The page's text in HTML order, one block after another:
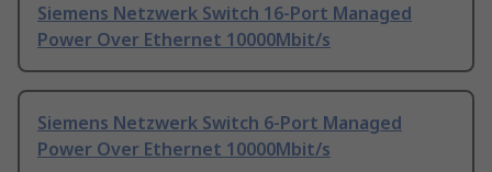
Siemens Netzwerk Switch 16-Port Managed
Power Over Ethernet 10000Mbit/s
Siemens Netzwerk Switch 6-Port Managed
Power Over Ethernet 10000Mbit/s